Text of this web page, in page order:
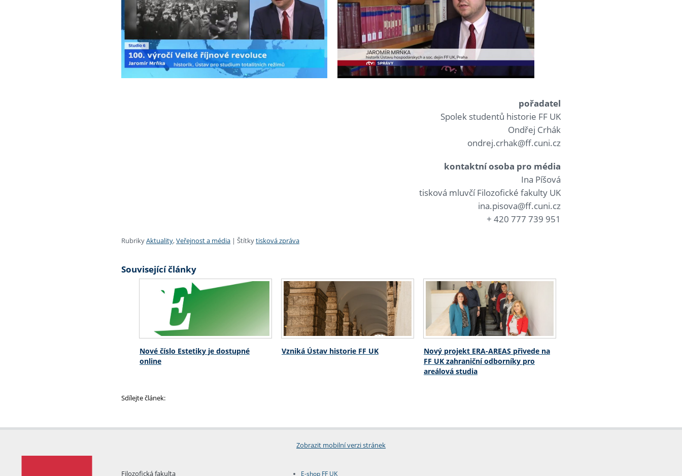
pořadatel
Spolek studentů historie FF UK
Ondřej Crhák
ondrej.crhak@ff.cuni.cz
kontaktní osoba pro média
Ina Píšová
tisková mluvčí Filozofické fakulty UK
ina.pisova@ff.cuni.cz
+ 420 777 739 951
RubrikyAktuality,Veřejnost a média | Štítkytisková zpráva
Související články
Nové číslo Estetiky je dostupné
online
Vzniká Ústav historie FF UK
Nový projekt ERA-AREAS přivede na
FF UK zahraniční odborníky pro
areálová studia
Sdílejte článek:
Zobrazit mobilní verzi stránek
Filozofická fakulta E-shop FF UK